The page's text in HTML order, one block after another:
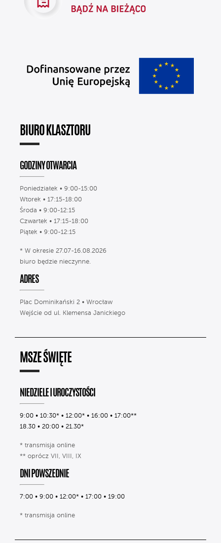
BIURO KLASZTORU
GODZINY OTWARCIA
Poniedziałek • 9:00-15:00
Wtorek • 17:15-18:00
Środa • 9:00-12:15
Czwartek • 17:15-18:00
Piątek • 9:00-12:15
* W okresie 27.07-16.08.2026
biuro będzie nieczynne.
ADRES
Plac Dominikański 2 • Wrocław
Wejście od ul. Klemensa Janickiego
MSZE ŚWIĘTE
NIEDZIELE I UROCZYSTOŚCI
9:00 • 10:30* • 12:00* • 16:00 • 17:00**
18.30 • 20:00 • 21.30*
* transmisja online
** oprócz VII, VIII, IX
DNI POWSZEDNIE
7:00 • 9:00 • 12:00* • 17:00 • 19:00
* transmisja online